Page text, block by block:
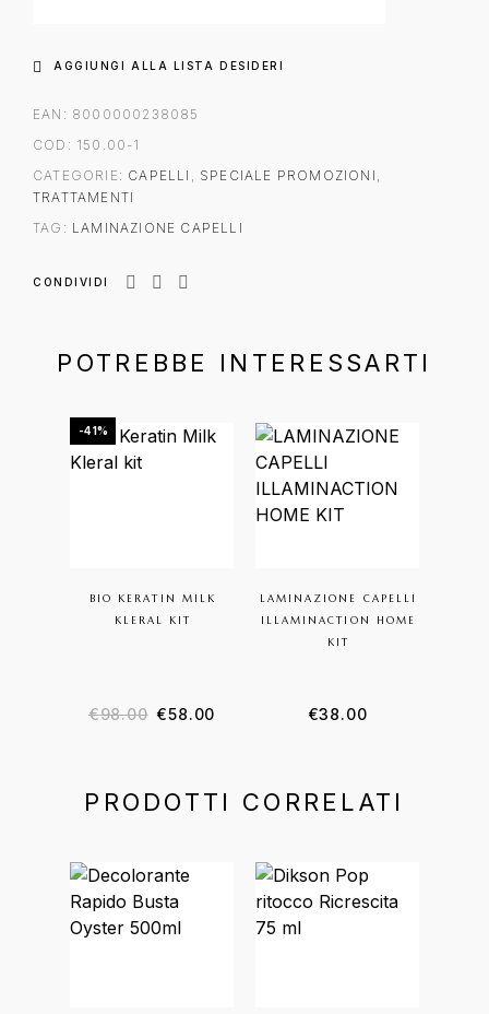
AGGIUNGI ALLA LISTA DESIDERI
EAN: 8000000238085
COD: 150.00-1
CATEGORIE: CAPELLI , SPECIALE PROMOZIONI ,
TRATTAMENTI
TAG: LAMINAZIONE CAPELLI
CONDIVIDI
POTREBBE INTERESSARTI
-41%
BIO KERATIN MILK
KLERAL KIT
€98.00 €58.00
LAMINAZIONE CAPELLI
ILLAMINACTION HOME
KIT
€38.00
PRODOTTI CORRELATI